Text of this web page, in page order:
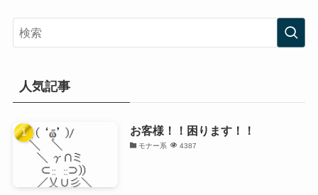
人気記事
お客様！！困ります！！
モナー系 4387